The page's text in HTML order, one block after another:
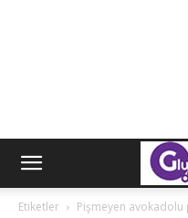
Etiketler Pişmeyen avokadolu